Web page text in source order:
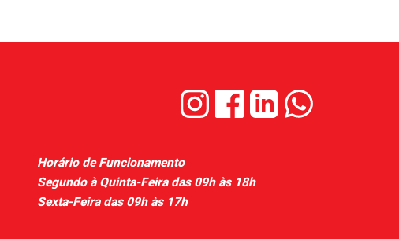
Horário de Funcionamento
Segundo à Quinta-Feira das 09h às 18h
Sexta-Feira das 09h às 17h